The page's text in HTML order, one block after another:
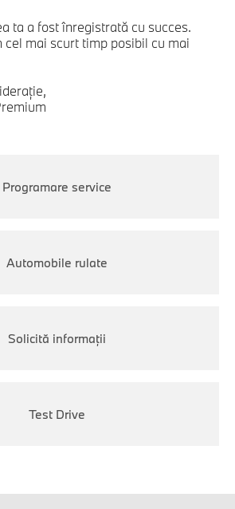
ta a fost înregistrată cu succes.
cel mai scurt timp posibil cu mai
Programare service
Automobile rulate
Solicită informaţii
Test Drive